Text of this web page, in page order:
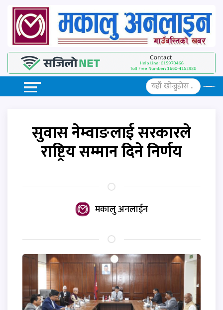
सुवास नेम्वाङलाई सरकारले
राष्ट्रिय सम्मान दिने निर्णय
मकालु अनलाईन